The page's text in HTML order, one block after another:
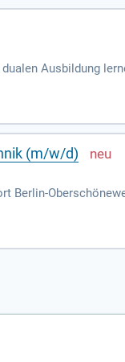
Ausbildung
(m/w/d)
Berlin-
stellst Du